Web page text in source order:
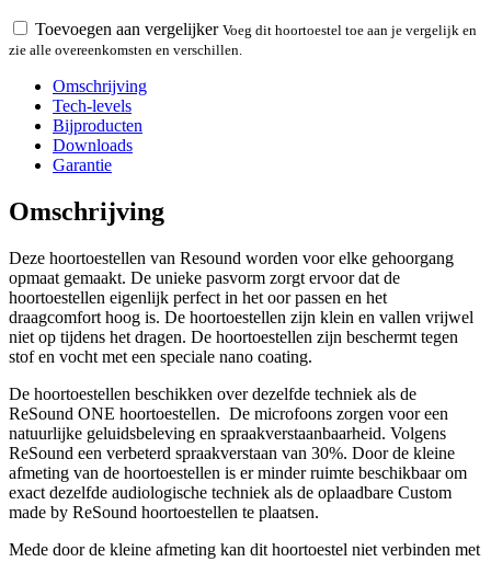
Toevoegen aan vergelijker Voeg dit hoortoestel toe aan je vergelijk en
zie alle overeenkomsten en verschillen.
Omschrijving
Tech-levels
Bijproducten
Downloads
Garantie
Omschrijving
Deze hoortoestellen van Resound worden voor elke gehoorgang
opmaat gemaakt. De unieke pasvorm zorgt ervoor dat de
hoortoestellen eigenlijk perfect in het oor passen en het
draagcomfort hoog is. De hoortoestellen zijn klein en vallen vrijwel
niet op tijdens het dragen. De hoortoestellen zijn beschermt tegen
stof en vocht met een speciale nano coating.
De hoortoestellen beschikken over dezelfde techniek als de
ReSound ONE hoortoestellen. De microfoons zorgen voor een
natuurlijke geluidsbeleving en spraakverstaanbaarheid. Volgens
ReSound een verbeterd spraakverstaan van 30%. Door de kleine
afmeting van de hoortoestellen is er minder ruimte beschikbaar om
exact dezelfde audiologische techniek als de oplaadbare Custom
made by ReSound hoortoestellen te plaatsen.
Mede door de kleine afmeting kan dit hoortoestel niet verbinden met